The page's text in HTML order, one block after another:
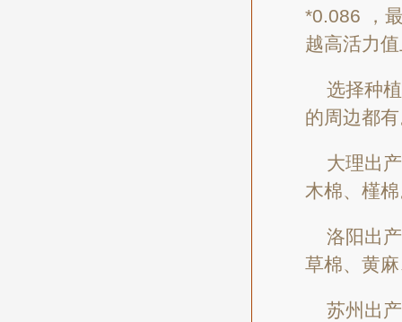
*0.086 ，
越高活力
选择种
的周边都
大理出
木棉、槿
洛阳出
草棉、黄
苏州出